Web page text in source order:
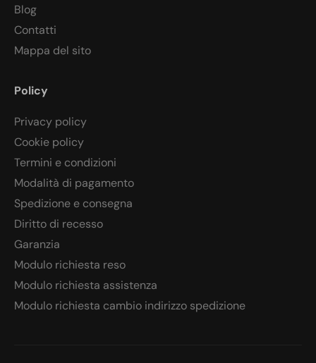
Blog
Contatti
Mappa del sito
Policy
Privacy policy
Cookie policy
Termini e condizioni
Modalità di pagamento
Spedizione e consegna
Diritto di recesso
Garanzia
Modulo richiesta reso
Modulo richiesta assistenza
Modulo richiesta cambio indirizzo spedizione